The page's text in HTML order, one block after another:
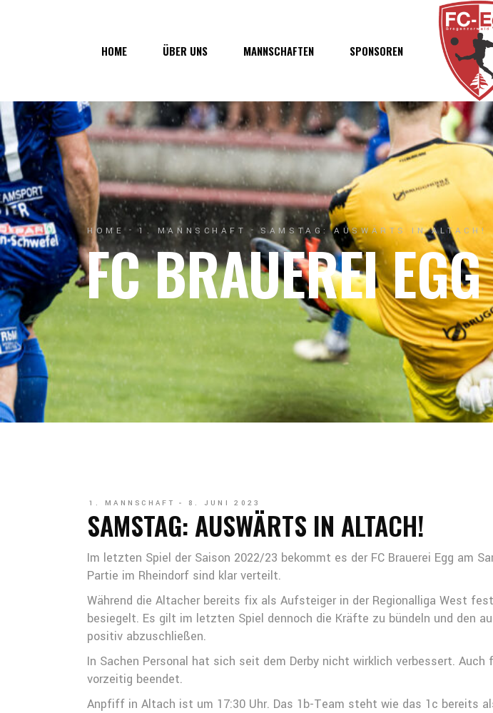
HOME ÜBER UNS
Über uns
Vorstand
Geschichte
Junkerau
MANNSCHAFTEN
1. Mannschaft
1b-Mannschaft
Nachwuchs
SPONSOREN
Junkerau
HOME 1. MANNSCHAFT SAMSTAG: AUSWÄRTS IN ALTACH!
FC BRAUEREI EGG
1. MANNSCHAFT 8. JUNI 2023
SAMSTAG: AUSWÄRTS IN ALTACH!
Im letzten Spiel der Saison 2022/23 bekommt es der FC Brauerei Egg am
Partie im Rheindorf sind klar verteilt.
Während die Altacher bereits fix als Aufsteiger in der Regionalliga West
besiegelt. Es gilt im letzten Spiel dennoch die Kräfte zu bündeln und den
positiv abzuschließen.
In Sachen Personal hat sich seit dem Derby nicht wirklich verbessert.
vorzeitig beendet.
Anpfiff in Altach ist um 17:30 Uhr. Das 1b-Team steht wie das 1c